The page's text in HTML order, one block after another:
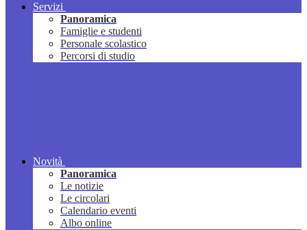
Servizi
Panoramica
Famiglie e studenti
Personale scolastico
Percorsi di studio
Novità
Panoramica
Le notizie
Le circolari
Calendario eventi
Albo online